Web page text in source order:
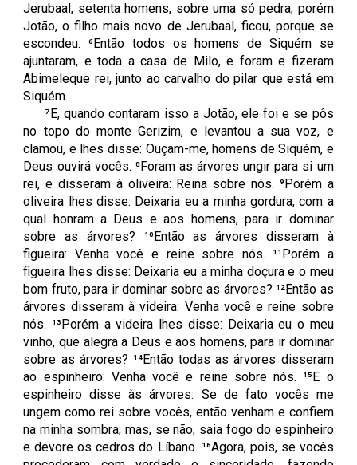
Jerubaal, setenta homens, sobre uma só pedra; porém
Jotão, o filho mais novo de Jerubaal, ficou, porque se
escondeu. ⁶Então todos os homens de Siquém se
ajuntaram, e toda a casa de Milo, e foram e fizeram
Abimeleque rei, junto ao carvalho do pilar que está em
Siquém.
⁷E, quando contaram isso a Jotão, ele foi e se pôs
no topo do monte Gerizim, e levantou a sua voz, e
clamou, e lhes disse: Ouçam-me, homens de Siquém, e
Deus ouvirá vocês. ⁸Foram as árvores ungir para si um
rei, e disseram à oliveira: Reina sobre nós. ⁹Porém a
oliveira lhes disse: Deixaria eu a minha gordura, com a
qual honram a Deus e aos homens, para ir dominar
sobre as árvores? ¹⁰Então as árvores disseram à
figueira: Venha você e reine sobre nós. ¹¹Porém a
figueira lhes disse: Deixaria eu a minha doçura e o meu
bom fruto, para ir dominar sobre as árvores? ¹²Então as
árvores disseram à videira: Venha você e reine sobre
nós. ¹³Porém a videira lhes disse: Deixaria eu o meu
vinho, que alegra a Deus e aos homens, para ir dominar
sobre as árvores? ¹⁴Então todas as árvores disseram
ao espinheiro: Venha você e reine sobre nós. ¹⁵E o
espinheiro disse às árvores: Se de fato vocês me
ungem como rei sobre vocês, então venham e confiem
na minha sombra; mas, se não, saia fogo do espinheiro
e devore os cedros do Líbano. ¹⁶Agora, pois, se vocês